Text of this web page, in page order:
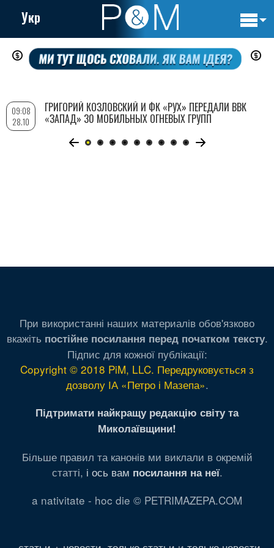
Перейти
содержанию
Укр
09:08
28.10
ГРИГОРИЙ КОЗЛОВСКИЙ И ФК «РУХ» ПЕРЕДАЛИ ВВК
«ЗАПАД» 30 МОБИЛЬНЫХ ОГНЕВЫХ ГРУПП
При використанні наших материалів обов'язково
вкажіть постійне посилання перед початком тексту.
Підпис для кожної публікації:
Copyright © 2018 PiM, LLC. Передруковується з
дозволу ІА «Петро і Мазепа».
Підтримати найкращу редакцію світу та
Миколаївщини!
Більше правил та канонів ми виклали в окремій
статті, і ось вам посилання на неї.
a nativitate - hoc die © PETRIMAZEPA.COM